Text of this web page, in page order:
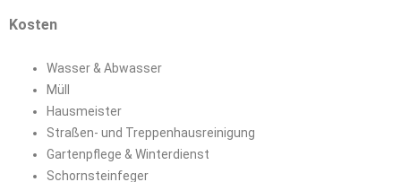
Kosten
Wasser & Abwasser
Müll
Hausmeister
Straßen- und Treppenhausreinigung
Gartenpflege & Winterdienst
Schornsteinfeger